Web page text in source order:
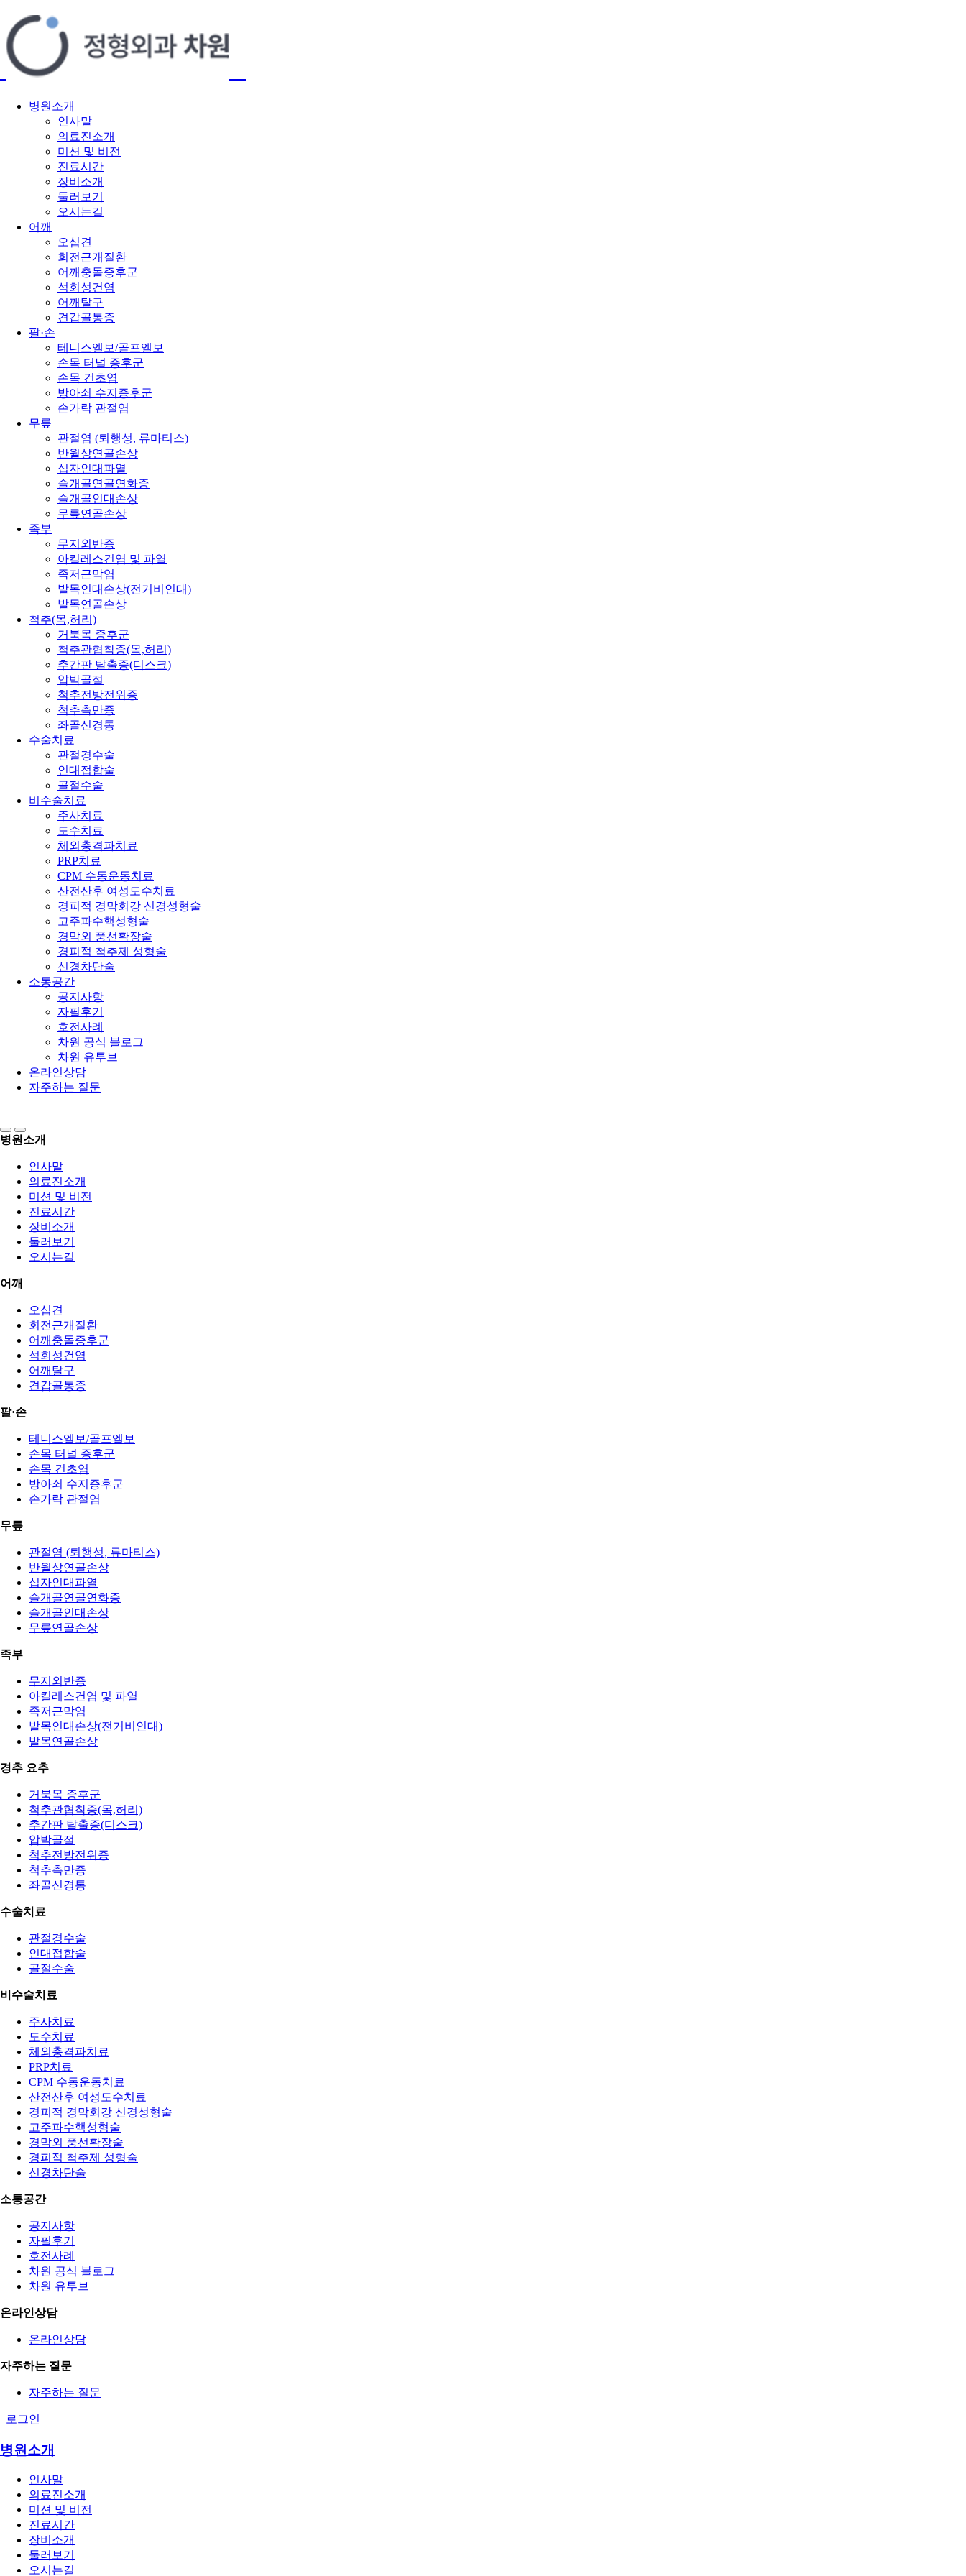
병원소개
인사말
의료진소개
미션 및 비전
진료시간
장비소개
둘러보기
오시는길
어깨
오십견
회전근개질환
어깨충돌증후군
석회성건염
어깨탈구
견갑골통증
팔·손
테니스엘보/골프엘보
손목 터널 증후군
손목 건초염
방아쇠 수지증후군
손가락 관절염
무릎
관절염 (퇴행성, 류마티스)
반월상연골손상
십자인대파열
슬개골연골연화증
슬개골인대손상
무릎연골손상
족부
무지외반증
아킬레스건염 및 파열
족저근막염
발목인대손상(전거비인대)
발목연골손상
척추(목,허리)
거북목 증후군
척추관협착증(목,허리)
추간판 탈출증(디스크)
압박골절
척추전방전위증
척추측만증
좌골신경통
수술치료
관절경수술
인대접합술
골절수술
비수술치료
주사치료
도수치료
체외충격파치료
PRP치료
CPM 수동운동치료
산전산후 여성도수치료
경피적 경막회강 신경성형술
고주파수핵성형술
경막외 풍선확장술
경피적 척추제 성형술
신경차단술
소통공간
공지사항
자필후기
호전사례
차원 공식 블로그
차원 유투브
온라인상담
자주하는 질문
병원소개
인사말
의료진소개
미션 및 비전
진료시간
장비소개
둘러보기
오시는길
어깨
오십견
회전근개질환
어깨충돌증후군
석회성건염
어깨탈구
견갑골통증
팔·손
테니스엘보/골프엘보
손목 터널 증후군
손목 건초염
방아쇠 수지증후군
손가락 관절염
무릎
관절염 (퇴행성, 류마티스)
반월상연골손상
십자인대파열
슬개골연골연화증
슬개골인대손상
무릎연골손상
족부
무지외반증
아킬레스건염 및 파열
족저근막염
발목인대손상(전거비인대)
발목연골손상
경추 요추
거북목 증후군
척추관협착증(목,허리)
추간판 탈출증(디스크)
압박골절
척추전방전위증
척추측만증
좌골신경통
수술치료
관절경수술
인대접합술
골절수술
비수술치료
주사치료
도수치료
체외충격파치료
PRP치료
CPM 수동운동치료
산전산후 여성도수치료
경피적 경막회강 신경성형술
고주파수핵성형술
경막외 풍선확장술
경피적 척추제 성형술
신경차단술
소통공간
공지사항
자필후기
호전사례
차원 공식 블로그
차원 유투브
온라인상담
온라인상담
자주하는 질문
자주하는 질문
로그인
병원소개
인사말
의료진소개
미션 및 비전
진료시간
장비소개
둘러보기
오시는길